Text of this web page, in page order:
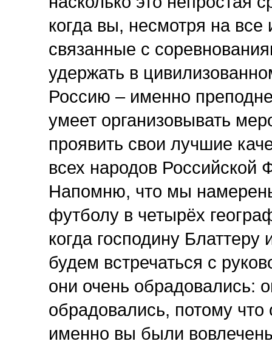
когда вы, несмотря на все
связанные с
удержать в
Россию – именно
умеет организовывать
проявить свои лучшие
всех народов Российской
Напомню, что мы
футболу в четырёх
когда господину
будем встречаться с
они очень обрадовались:
обрадовались, потому
именно вы были